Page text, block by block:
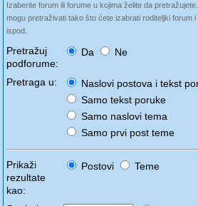
Izaberite forum ili forume u kojima želite da
mogu pretraživati tako što ćete izabrati roditeljki forum
ispod.
Pretražuj
podforume:
Da Ne
Pretraga u:
Naslovi postova i tekst
Samo tekst poruke
Samo naslovi tema
Samo prvi post teme
Prikaži
rezultate
kao:
Postovi Teme